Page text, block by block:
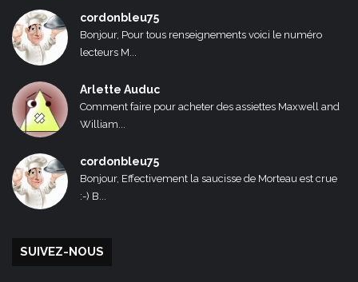
cordonbleu75
Bonjour, Pour tous renseignements voici le numéro
lecteurs M...
Arlette Auduc
Comment faire pour acheter des assiettes Maxwell and
William...
cordonbleu75
Bonjour, Effectivement la saucisse de Morteau est crue
:-) B...
SUIVEZ-NOUS